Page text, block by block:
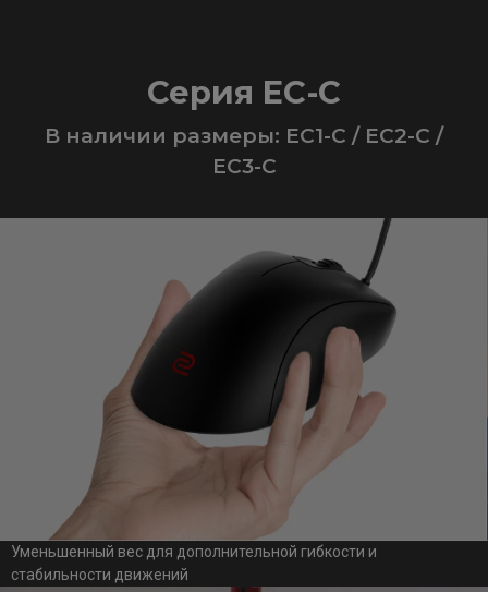
Серия EC-C
В наличии размеры: EC1-C / EC2-C /
EC3-C
Уменьшенный вес для дополнительной гибкости и
стабильности движений